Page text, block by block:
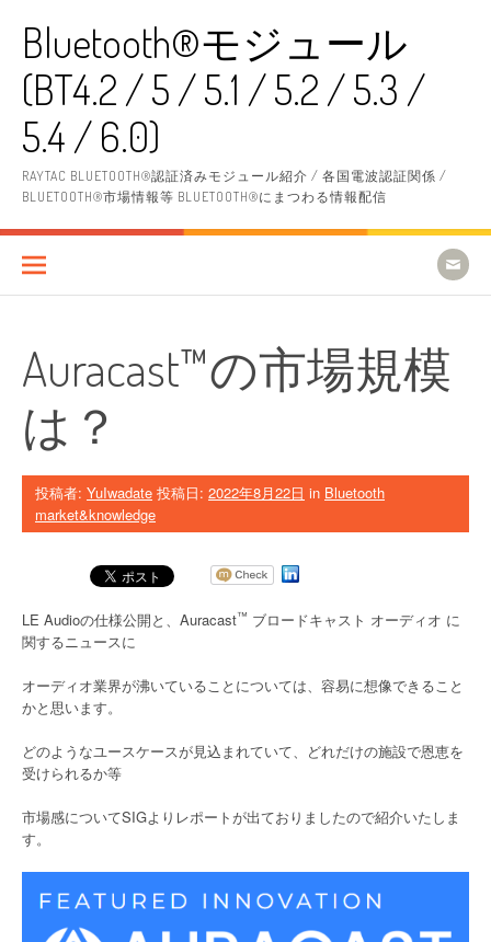
Bluetooth®モジュール
(BT4.2 / 5 / 5.1 / 5.2 / 5.3 /
5.4 / 6.0)
RAYTAC BLUETOOTH®認証済みモジュール紹介 / 各国電波認証関係 /
BLUETOOTH®市場情報等 BLUETOOTH®にまつわる情報配信
Auracast™の市場規模
は？
投稿者: YuIwadate 投稿日: 2022年8月22日 in Bluetooth
market&knowledge
LE Audioの仕様公開と、Auracast™ ブロードキャスト オーディオ に
関するニュースに
オーディオ業界が沸いていることについては、容易に想像できること
かと思います。
どのようなユースケースが見込まれていて、どれだけの施設で恩恵を
受けられるか等
市場感についてSIGよりレポートが出ておりましたので紹介いたしま
す。